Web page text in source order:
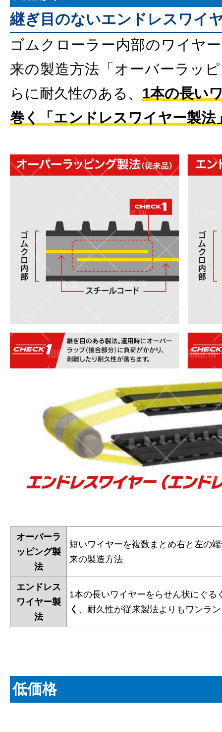
継ぎ目のないエンドレスワイ
ゴムクローラー内部のワイヤ
来の製造方法「オーバーラッ
らに耐久性のある、 1本の長い
巻く「エンドレスワイヤー製法
オーバーラ
ッピング製
法
短いワイヤーを複数まとめ右と左の
来の製造方法
エンドレス
ワイヤー製
法
1本の長いワイヤーをらせん状にぐる
く 、耐久性が従来製法よりもワンラ
低価格